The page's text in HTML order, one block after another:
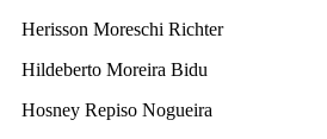
Herisson Moreschi Richter
Hildeberto Moreira Bidu
Hosney Repiso Nogueira